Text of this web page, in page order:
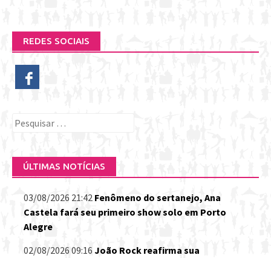
REDES SOCIAIS
Pesquisar
ÚLTIMAS NOTÍCIAS
03/08/2026 21:42 Fenômeno do sertanejo, Ana
Castela fará seu primeiro show solo em Porto
Alegre
02/08/2026 09:16 João Rock reafirma sua